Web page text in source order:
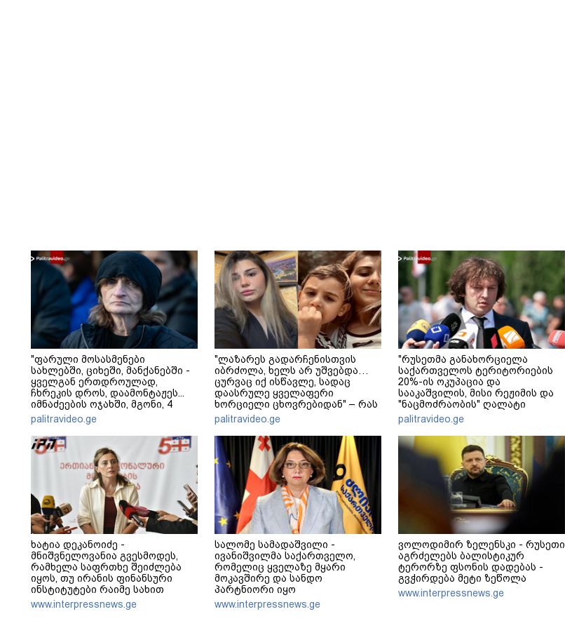
"ფარული მოსასმენები
სახლებში, ციხეში, მანქანებში -
ყველგან ერთდროულად,
ჩხრეკის დროს, დაამონტაჟეს...
იმნაძეების ოჯახში, მგონი, 4
მოსასმენი იყო..." - ეკა კუპატაძე
palitravideo.ge
"ლაზარეს გადარჩენისთვის
იბრძოლა, ხელს არ უშვებდა…
ცურვაც იქ ისწავლე, სადაც
დაასრულე ყველაფერი
ხორციელი ცხოვრებიდან" – რას
წერს ხობში დაღუპული დედა-
შვილის ახლობელი?
palitravideo.ge
"რუსეთმა განახორციელა
საქართველოს ტერიტორიების
20%-ის ოკუპაცია და
სააკაშვილის, მისი რეჟიმის და
"ნაცმოძრაობის" ღალატი
ვერანაირად ვერ გადაფარავს
ამ დანაშაულს" - ირაკლი
კობახიძე
palitravideo.ge
ხატია დეკანოიძე -
მნიშვნელოვანია გვესმოდეს,
რამხელა საფრთხე შეიძლება
იყოს, თუ ირანის ფინანსური
ინსტიტუტები რაიმე სახით
აძლიერებს ივანიშვილის
ანტიეროვნული ხელისუფლების
www.interpressnews.ge
სალომე სამადაშვილი -
ივანიშვილმა საქართველო,
რომელიც ყველაზე მყარი
მოკავშირე და სანდო
პარტნიორი იყო
დასავლეთისთვის რეგიონში,
რუსეთის და ირანის სისხლიანი
www.interpressnews.ge
ვოლოდიმირ ზელენსკი - რუსეთი
აგრძელებს ბალისტიკურ
ტერორზე ფსონის დადებას -
გვჭირდება მეტი ზეწოლა
www.interpressnews.ge